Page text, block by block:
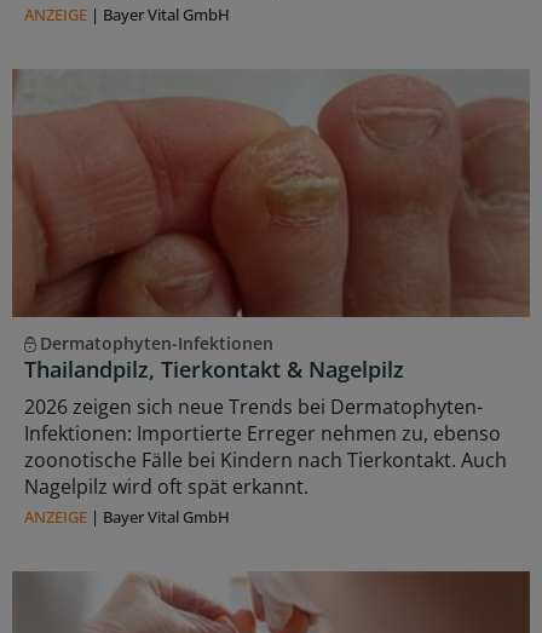
ANZEIGE | Bayer Vital GmbH
Dermatophyten-Infektionen
Thailandpilz, Tierkontakt & Nagelpilz
2026 zeigen sich neue Trends bei Dermatophyten-
Infektionen: Importierte Erreger nehmen zu, ebenso
zoonotische Fälle bei Kindern nach Tierkontakt. Auch
Nagelpilz wird oft spät erkannt.
ANZEIGE | Bayer Vital GmbH